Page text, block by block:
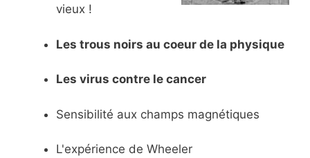
vieux !
Les trous noirs au coeur de la physique
Les virus contre le cancer
Sensibilité aux champs magnétiques
L'expérience de Wheeler